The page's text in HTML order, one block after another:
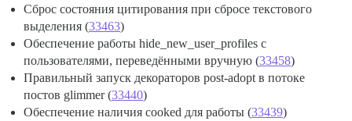
Сброс состояния цитирования при сбросе текстового
выделения (33463)
Обеспечение работы hide_new_user_profiles с
пользователями, переведёнными вручную (33458)
Правильный запуск декораторов post-adopt в потоке
постов glimmer (33440)
Обеспечение наличия cooked для работы (33439)